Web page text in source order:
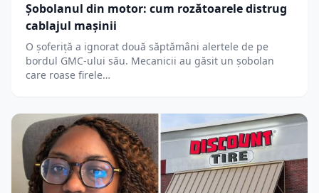
Șobolanul din motor: cum rozătoarele distrug
cablajul mașinii
O șoferiță a ignorat două săptămâni alertele de pe
bordul GMC-ului său. Mecanicii au găsit un șobolan
care roase firele…